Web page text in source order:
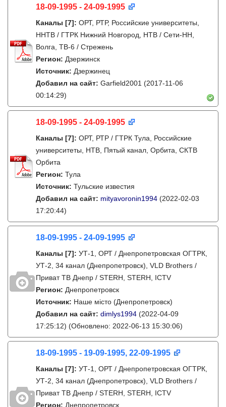
18-09-1995 - 24-09-1995
Каналы [7]: ОРТ, РТР, Российские университеты,
ННТВ / ГТРК Нижний Новгород, НТВ / Сети-НН,
Волга, ТВ-6 / Стрежень
Регион: Дзержинск
Источник: Дзержинец
Добавил на сайт: Garfield2001 (2017-11-06
00:14:29)
18-09-1995 - 24-09-1995
Каналы [7]: ОРТ, РТР / ГТРК Тула, Российские
университеты, НТВ, Пятый канал, Орбита, СКТВ
Орбита
Регион: Тула
Источник: Тульские известия
Добавил на сайт: mityavoronin1994 (2022-02-03
17:20:44)
18-09-1995 - 24-09-1995
Каналы [7]: УТ-1, ОРТ / Днепропетровская ОГТРК,
УТ-2, 34 канал (Днепропетровск), VLD Brothers /
Приват ТВ Днепр / STERH, STERH, ICTV
Регион: Днепропетровск
Источник: Наше місто (Днепропетровск)
Добавил на сайт: dimlys1994 (2022-04-09
17:25:12) (Обновлено: 2022-06-13 15:30:06)
18-09-1995 - 19-09-1995, 22-09-1995
Каналы [7]: УТ-1, ОРТ / Днепропетровская ОГТРК,
УТ-2, 34 канал (Днепропетровск), VLD Brothers /
Приват ТВ Днепр / STERH, STERH, ICTV
Регион: Днепропетровск